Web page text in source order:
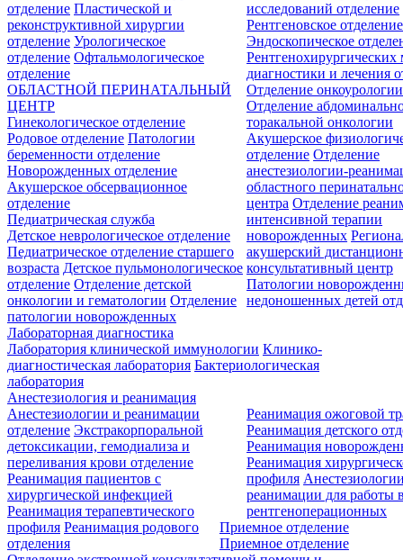
отделение Пластической и
реконструктивной хирургии
отделение Урологическое
отделение Офтальмологическое
отделение
исследований отделение
Рентгеновское отделение
Эндоскопическое
Рентгенохирургических
диагностики и лечения
Отделение онкоурологии
Отделение
торакальной онкологии
ОБЛАСТНОЙ ПЕРИНАТАЛЬНЫЙ
ЦЕНТР
Гинекологическое отделение
Родовое отделение Патологии
беременности отделение
Новорожденных отделение
Акушерское обсервационное
отделение
Акушерское
отделение Отделение
анестезиологии-
областного
центра Отделение
интенсивной терапии
новорожденных
акушерский
консультативный центр
Патологии
недоношенных детей
Педиатрическая служба
Детское неврологическое отделение
Педиатрическое отделение старшего
возраста Детское пульмонологическое
отделение Отделение детской
онкологии и гематологии Отделение
патологии новорожденных
Лабораторная диагностика
Лаборатория клинической иммунологии Клинико-
диагностическая лаборатория Бактериологическая
лаборатория
Анестезиология и реанимация
Анестезиологии и реанимации
отделение Экстракорпоральной
детоксикации, гемодиализа и
переливания крови отделение
Реанимация пациентов с
хирургической инфекцией
Реанимация терапевтического
профиля Реанимация родового
отделения
Реанимация ожоговой
Реанимация детского
Реанимация
Реанимация
профиля
реанимации для работы
рентгеноперационных
Приемное отделение
Приемное отделение